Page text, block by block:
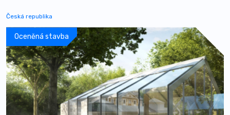
Česká republika
Oceněná stavba